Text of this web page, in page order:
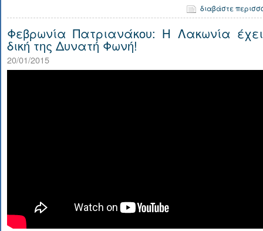
διαβάστε
Φεβρωνία Πατριανάκου: Η Λακωνία
δική της Δυνατή Φωνή!
20/01/2015